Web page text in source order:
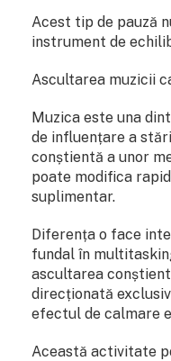
Acest tip de pauză
instrument de
Ascultarea muzicii
Muzica este una
de influențare a
conștientă a unor
poate modifica
suplimentar.
Diferența o face
fundal în
ascultarea
direcționată
efectul de calmare
Această activitate